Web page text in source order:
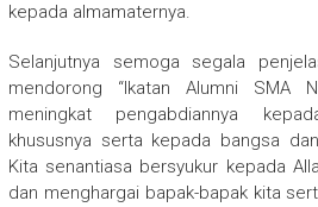
kepada almamaternya.
Selanjutnya semoga segala
mendorong “Ikatan Alumni SMA
meningkat pengabdiannya
khususnya serta kepada bangsa
Kita senantiasa bersyukur kepada
dan menghargai bapak-bapak kita